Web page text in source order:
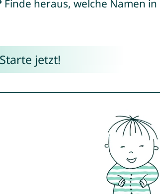
Finde heraus, welche Namen in
jetzt!